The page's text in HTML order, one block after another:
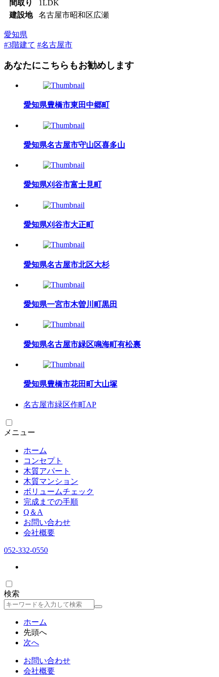
間取り
1LDK
建設地
名古屋市昭和区広瀬
愛知県
#3階建て #名古屋市
あなたにこちらもお勧めします
愛知県豊橋市東田中郷町
愛知県名古屋市守山区喜多山
愛知県刈谷市富士見町
愛知県刈谷市大正町
愛知県名古屋市北区大杉
愛知県一宮市木曽川町黒田
愛知県名古屋市緑区鳴海町有松裏
愛知県豊橋市花田町大山塚
名古屋市緑区作町AP
メニュー
ホーム
コンセプト
木質アパート
木質マンション
ボリュームチェック
完成までの手順
Q＆A
お問い合わせ
会社概要
052-332-0550
検索
検
ホーム
先頭へ
次へ
お問い合わせ
会社概要